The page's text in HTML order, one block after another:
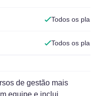
Todos os planos
Todos os planos
de gestão mais
equipe e inclui